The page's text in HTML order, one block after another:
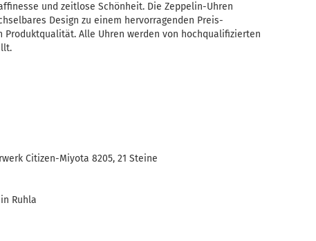
und zeitlose Schönheit. Die Zeppelin-Uhren
Design zu einem hervorragenden Preis-
Alle Uhren werden von hochqualifizierten
Citizen-Miyota 8205, 21 Steine
Ruhla